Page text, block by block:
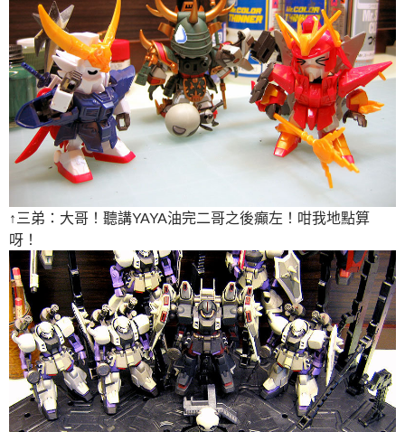
↑三弟：大哥！聽講YAYA油完二哥之後癲左！咁我地點算
呀！